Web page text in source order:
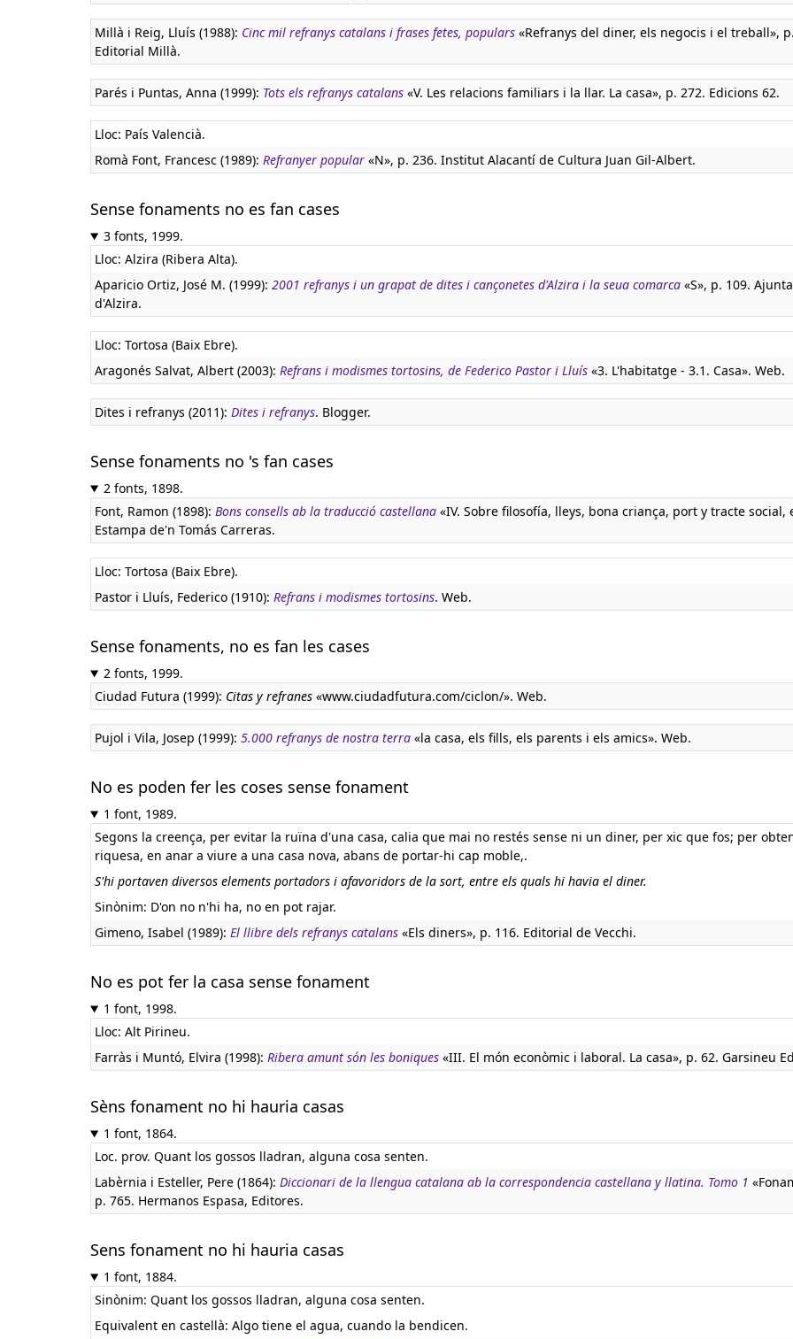
Millà i Reig, Lluís (1988): Cinc mil refranys catalans i frases fetes, populars «Refranys del diner, els negocis i el treball»,
Editorial Millà.
Parés i Puntas, Anna (1999): Tots els refranys catalans «V. Les relacions familiars i la llar. La casa», p. 272. Edicions 62.
Lloc: País Valencià.
Romà Font, Francesc (1989): Refranyer popular «N», p. 236. Institut Alacantí de Cultura Juan Gil-Albert.
Sense fonaments no es fan cases
3 fonts, 1999.
Lloc: Alzira (Ribera Alta).
Aparicio Ortiz, José M. (1999): 2001 refranys i un grapat de dites i cançonetes d'Alzira i la seua comarca «S», p. 109.
d'Alzira.
Lloc: Tortosa (Baix Ebre).
Aragonés Salvat, Albert (2003): Refrans i modismes tortosins, de Federico Pastor i Lluís «3. L'habitatge - 3.1. Casa». Web.
Dites i refranys (2011): Dites i refranys. Blogger.
Sense fonaments no 's fan cases
2 fonts, 1898.
Font, Ramon (1898): Bons consells ab la traducció castellana «IV. Sobre filosofía, lleys, bona criança, port y tracte social,
Estampa de'n Tomás Carreras.
Lloc: Tortosa (Baix Ebre).
Pastor i Lluís, Federico (1910): Refrans i modismes tortosins. Web.
Sense fonaments, no es fan les cases
2 fonts, 1999.
Ciudad Futura (1999): Citas y refranes «www.ciudadfutura.com/ciclon/». Web.
Pujol i Vila, Josep (1999): 5.000 refranys de nostra terra «la casa, els fills, els parents i els amics». Web.
No es poden fer les coses sense fonament
1 font, 1989.
Segons la creença, per evitar la ruïna d'una casa, calia que mai no restés sense ni un diner, per xic que fos; per
riquesa, en anar a viure a una casa nova, abans de portar-hi cap moble,.
S'hi portaven diversos elements portadors i afavoridors de la sort, entre els quals hi havia el diner.
Sinònim: D'on no n'hi ha, no en pot rajar.
Gimeno, Isabel (1989): El llibre dels refranys catalans «Els diners», p. 116. Editorial de Vecchi.
No es pot fer la casa sense fonament
1 font, 1998.
Lloc: Alt Pirineu.
Farràs i Muntó, Elvira (1998): Ribera amunt són les boniques «III. El món econòmic i laboral. La casa», p. 62. Garsineu
Sèns fonament no hi hauria casas
1 font, 1864.
Loc. prov. Quant los gossos lladran, alguna cosa senten.
Labèrnia i Esteller, Pere (1864): Diccionari de la llengua catalana ab la correspondencia castellana y llatina. Tomo 1
p. 765. Hermanos Espasa, Editores.
Sens fonament no hi hauria casas
1 font, 1884.
Sinònim: Quant los gossos lladran, alguna cosa senten.
Equivalent en castellà: Algo tiene el agua, cuando la bendicen.